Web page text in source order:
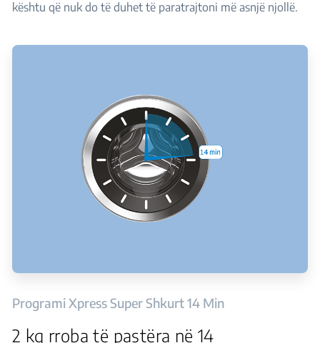
kështu që nuk do të duhet të paratrajtoni më asnjë njollë.
Programi Xpress Super Shkurt 14 Min
2 kg rroba të pastëra në 14